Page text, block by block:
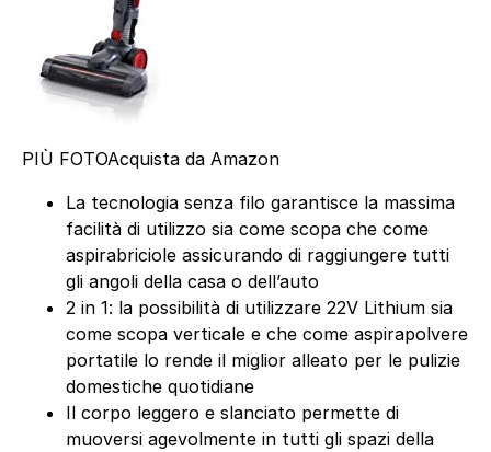
PIÙ FOTOAcquista da Amazon
La tecnologia senza filo garantisce la massima
facilità di utilizzo sia come scopa che come
aspirabriciole assicurando di raggiungere tutti
gli angoli della casa o dell’auto
2 in 1: la possibilità di utilizzare 22V Lithium sia
come scopa verticale e che come aspirapolvere
portatile lo rende il miglior alleato per le pulizie
domestiche quotidiane
Il corpo leggero e slanciato permette di
muoversi agevolmente in tutti gli spazi della